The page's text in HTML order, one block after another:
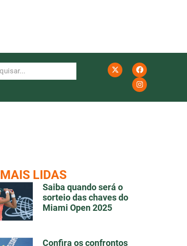
MAIS LIDAS
Saiba quando será o
sorteio das chaves do
Miami Open 2025
Confira os confrontos